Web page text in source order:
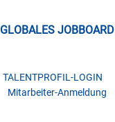
GLOBALES JOBBOARD
TALENTPROFIL-LOGIN
Mitarbeiter-Anmeldung